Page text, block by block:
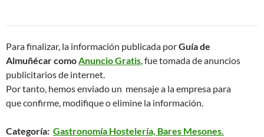
Para finalizar, la información publicada porGuía de
Almuñécar como Anuncio Gratis , fue tomada de anuncios
publicitarios de internet.
Por tanto, hemos enviado un mensaje a la empresa para
que confirme, modifique o elimine la información.
Categoría: Gastronomía Hostelería, Bares Mesones.